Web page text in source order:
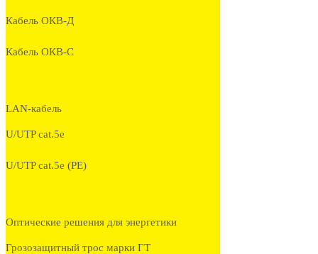
Кабель ОКВ-Д
Кабель ОКВ-С
LAN-кабель
U/UTP cat.5e
U/UTP cat.5e (PE)
Оптические решения для энергетики
Грозозащитный трос марки ГТ